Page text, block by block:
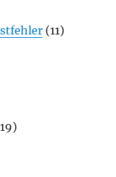
(11)